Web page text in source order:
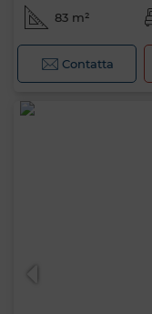
83 m²
Contatta